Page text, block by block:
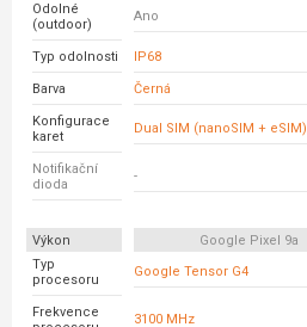
Odolné
(outdoor)
Ano
Typ odolnosti IP68
Barva Černá
Konfigurace
karet
Dual SIM (nanoSIM + eSIM)
Notifikační
dioda
-
Výkon Google Pixel 9a
Typ
procesoru
Google Tensor G4
Frekvence
3100 MHz